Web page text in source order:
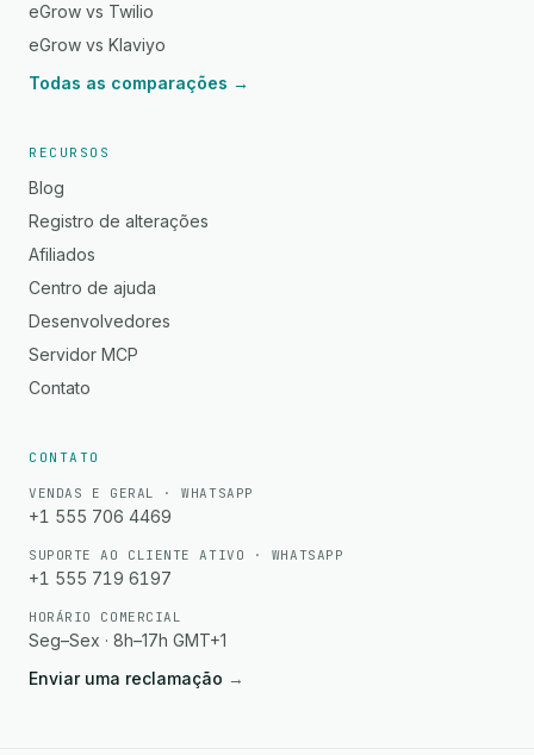
eGrow vs Twilio
eGrow vs Klaviyo
Todas as comparações →
RECURSOS
Blog
Registro de alterações
Afiliados
Centro de ajuda
Desenvolvedores
Servidor MCP
Contato
CONTATO
VENDAS E GERAL · WHATSAPP
+1 555 706 4469
SUPORTE AO CLIENTE ATIVO · WHATSAPP
+1 555 719 6197
HORÁRIO COMERCIAL
Seg–Sex · 8h–17h GMT+1
Enviar uma reclamação →